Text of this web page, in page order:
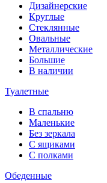
Дизайнерские
Круглые
Стеклянные
Овальные
Металлические
Большие
В наличии
Туалетные
В спальню
Маленькие
Без зеркала
С ящиками
С полками
Обеденные